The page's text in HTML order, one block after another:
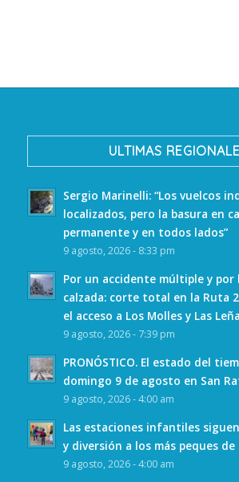
ULTIMAS
Sergio Marinelli: “Los vuelcos
localizados, pero la basura en
permanente y en todos lados”
9 agosto, 2026 - 8:33 pm
Por un accidente múltiple y por
calzada: corte total en la Ruta
el acceso a Los Molles y Las
9 agosto, 2026 - 7:39 pm
PRONÓSTICO. El estado del
domingo 9 de agosto en San
9 agosto, 2026 - 4:00 am
Las estaciones infantiles
y diversión a los más peques de
9 agosto, 2026 - 4:00 am